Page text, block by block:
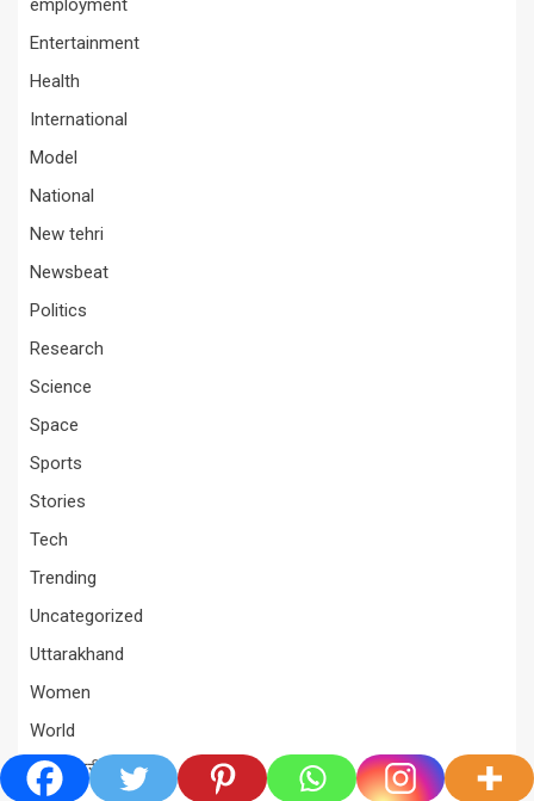
employment
Entertainment
Health
International
Model
National
New tehri
Newsbeat
Politics
Research
Science
Space
Sports
Stories
Tech
Trending
Uncategorized
Uttarakhand
Women
World
अंतरराष्ट्रीय